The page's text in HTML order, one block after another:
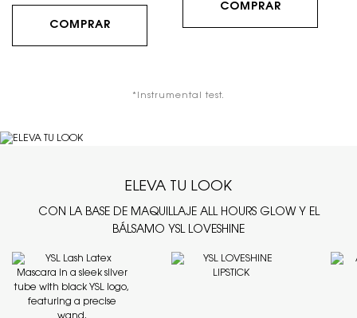
COMPRAR
COMPRAR
*Instrumental test.
ELEVA TU LOOK
CON LA BASE DE MAQUILLAJE ALL HOURS GLOW Y EL
BÁLSAMO YSL LOVESHINE